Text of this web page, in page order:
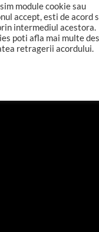
module cookie sau
accept, esti de acord
intermediul acestora.
poti afla mai multe
retragerii acordului.